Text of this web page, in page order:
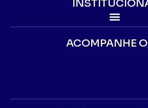
ACOMPANHE